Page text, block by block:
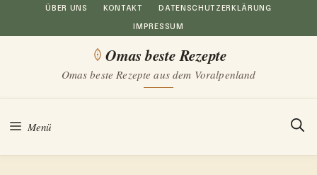
Inhalt
ÜBER UNS KONTAKT DATENSCHUTZERKLÄRUNG
IMPRESSUM
Omas beste Rezepte
Omas beste Rezepte aus dem Voralpenland
Menü